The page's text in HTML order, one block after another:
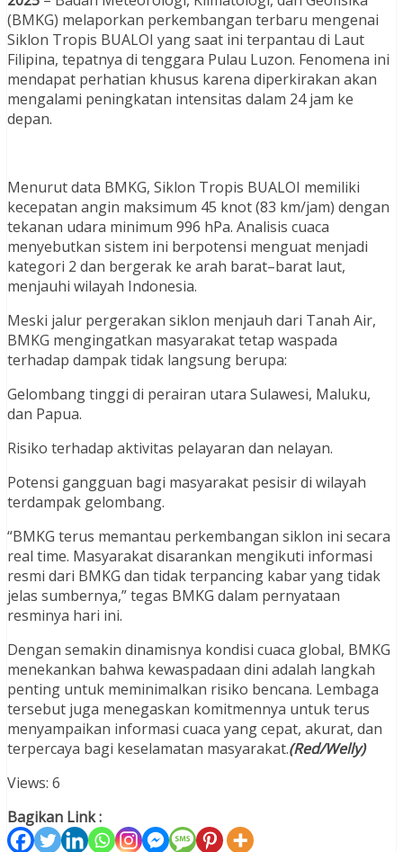
(BMKG) melaporkan perkembangan terbaru mengenai
Siklon Tropis BUALOI yang saat ini terpantau di Laut
Filipina, tepatnya di tenggara Pulau Luzon. Fenomena ini
mendapat perhatian khusus karena diperkirakan akan
mengalami peningkatan intensitas dalam 24 jam ke
depan.
Menurut data BMKG, Siklon Tropis BUALOI memiliki
kecepatan angin maksimum 45 knot (83 km/jam) dengan
tekanan udara minimum 996 hPa. Analisis cuaca
menyebutkan sistem ini berpotensi menguat menjadi
kategori 2 dan bergerak ke arah barat–barat laut,
menjauhi wilayah Indonesia.
Meski jalur pergerakan siklon menjauh dari Tanah Air,
BMKG mengingatkan masyarakat tetap waspada
terhadap dampak tidak langsung berupa:
Gelombang tinggi di perairan utara Sulawesi, Maluku,
dan Papua.
Risiko terhadap aktivitas pelayaran dan nelayan.
Potensi gangguan bagi masyarakat pesisir di wilayah
terdampak gelombang.
“BMKG terus memantau perkembangan siklon ini secara
real time. Masyarakat disarankan mengikuti informasi
resmi dari BMKG dan tidak terpancing kabar yang tidak
jelas sumbernya,” tegas BMKG dalam pernyataan
resminya hari ini.
Dengan semakin dinamisnya kondisi cuaca global, BMKG
menekankan bahwa kewaspadaan dini adalah langkah
penting untuk meminimalkan risiko bencana. Lembaga
tersebut juga menegaskan komitmennya untuk terus
menyampaikan informasi cuaca yang cepat, akurat, dan
terpercaya bagi keselamatan masyarakat.(Red/Welly)
Views: 6
Bagikan Link :